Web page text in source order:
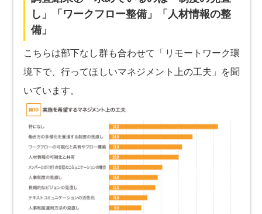
し」「ワークフロー整備」「人材情報の整
備」
こちらは部下なし群も合わせて「リモートワーク環
境下で、行ってほしいマネジメント上の工夫」を聞
いています。